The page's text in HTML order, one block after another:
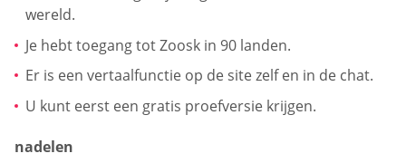
wereld.
Je hebt toegang tot Zoosk in 90 landen.
Er is een vertaalfunctie op de site zelf en in de chat.
U kunt eerst een gratis proefversie krijgen.
nadelen